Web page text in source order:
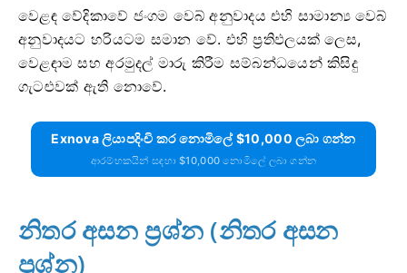
වෙළඳ වේදිකාවේ ජංගම වෙබ් අනුවාදය එහි සාමාන්‍ය වෙබ්
අනුවාදයට හරියටම සමාන වේ. එහි ප්‍රතිඵලයක් ලෙස,
වෙළඳාම සහ අරමුදල් මාරු කිරීම සම්බන්ධයෙන් කිසිදු
ගැටළුවක් ඇති නොවේ.
Exnova ලියාපදිංචි කර නොමිලේ $10,000 ලබා ගන්න
ආරම්භකයින් සඳහා $10,000 නොමිලේ ලබා ගන්න
නිතර අසන ප්‍රශ්න (නිතර අසන
ප්‍රශ්න)